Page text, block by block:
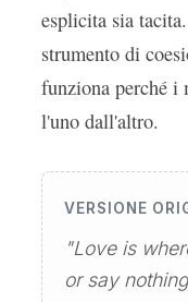
esplicita sia
strumento di
funziona perché i
l'uno dall'altro.
VERSIONE
"Love is
or say